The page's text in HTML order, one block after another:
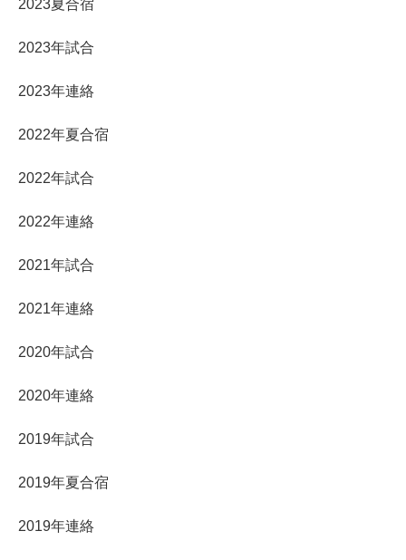
2023夏合宿
2023年試合
2023年連絡
2022年夏合宿
2022年試合
2022年連絡
2021年試合
2021年連絡
2020年試合
2020年連絡
2019年試合
2019年夏合宿
2019年連絡